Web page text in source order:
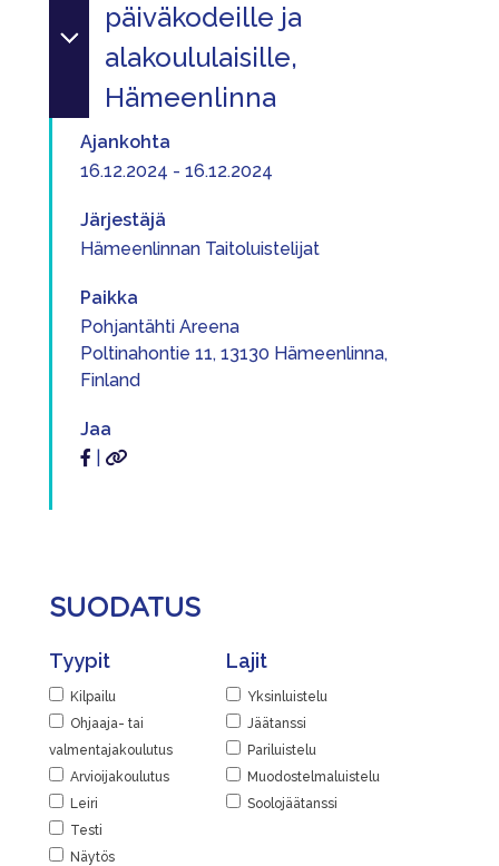
päiväkodeille ja
alakoululaisille,
Hämeenlinna
Ajankohta
16.12.2024 - 16.12.2024
Järjestäjä
Hämeenlinnan Taitoluistelijat
Paikka
Pohjantähti Areena
Poltinahontie 11, 13130 Hämeenlinna,
Finland
Jaa
SUODATUS
Tyypit
Kilpailu
Ohjaaja- tai
valmentajakoulutus
Arvioijakoulutus
Leiri
Testi
Näytös
Lajit
Yksinluistelu
Jäätanssi
Pariluistelu
Muodostelmaluistelu
Soolojäätanssi